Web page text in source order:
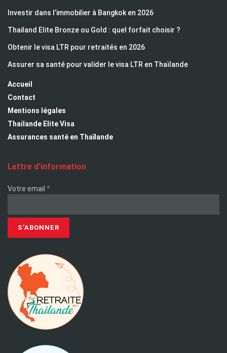
Investir dans l’immobilier à Bangkok en 2026
Thailand Elite Bronze ou Gold : quel forfait choisir ?
Obtenir le visa LTR pour retraités en 2026
Assurer sa santé pour valider le visa LTR en Thaïlande
Accueil
Contact
Mentions légales
Thailande Elite Visa
Assurances santé en Thaïlande
Lettre d’information
Votre email *